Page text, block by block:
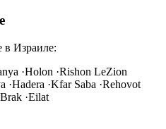
Израиле:
·Holon ·Rishon LeZion
·Hadera ·Kfar Saba ·Rehovot
·Eilat